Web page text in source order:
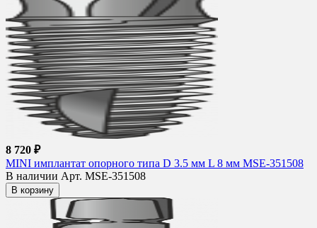
8 720 ₽
MINI имплантат опорного типа D 3.5 мм L 8 мм MSE-351508
В наличии Арт. MSE-351508
В корзину